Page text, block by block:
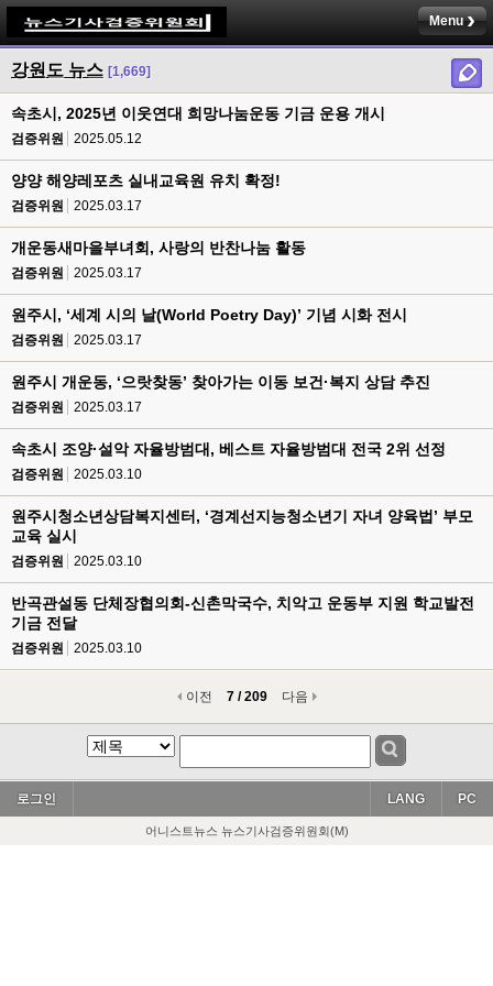
Menu
강원도 뉴스 [1,669]
속초시, 2025년 이웃연대 희망나눔운동 기금 운용 개시
검증위원 2025.05.12
양양 해양레포츠 실내교육원 유치 확정!
검증위원 2025.03.17
개운동새마을부녀회, 사랑의 반찬나눔 활동
검증위원 2025.03.17
원주시, ‘세계 시의 날(World Poetry Day)’ 기념 시화 전시
검증위원 2025.03.17
원주시 개운동, ‘으랏찾동’ 찾아가는 이동 보건·복지 상담 추진
검증위원 2025.03.17
속초시 조양·설악 자율방범대, 베스트 자율방범대 전국 2위 선정
검증위원 2025.03.10
원주시청소년상담복지센터, ‘경계선지능청소년기 자녀 양육법’ 부모
교육 실시
검증위원 2025.03.10
반곡관설동 단체장협의회-신촌막국수, 치악고 운동부 지원 학교발전
기금 전달
검증위원 2025.03.10
이전 7 / 209 다음
로그인 PC
LANG
어니스트뉴스 뉴스기사검증위원회(M)